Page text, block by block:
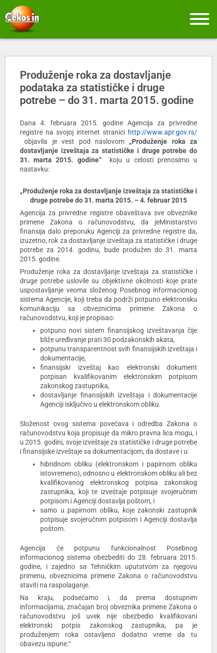
Produženje roka za dostavljanje
podataka za statističke i druge
potrebe – do 31. marta 2015. godine
Dana 4. februara 2015. godine Agencija za privredne
registre na svojoj internet stranici http://www.apr.gov.rs/
objavila je vest pod naslovom „Produženje roka za
dostavljanje izveštaja za statističke i druge potrebe do
31. marta 2015. godine“ koju u celosti prenosimo u
nastavku:
„Produženje roka za dostavljanje izveštaja za statističke i
druge potrebe do 31. marta 2015. – 4. februar 2015
Agencija za privredne registre obaveštava sve obveznike
primene Zakona o računovodstvu, da jeMinistarstvo
finansija dalo preporuku Agenciji za privredne registre da,
izuzetno, rok za dostavljanje izveštaja za statističke i druge
potrebe za 2014. godinu, bude produžen do 31. marta
2015. godine.
Produženje roka za dostavljanje izveštaja za statističke i
druge potrebe uslovile su objektivne okolnosti koje prate
uspostavljanje veoma složenog Posebnog informacionog
sistema Agencije, koji treba da podrži potpuno elektronsku
komunikaciju sa obveznicima primene Zakona o
računovodstvu, koji je propisao:
potpuno novi sistem finansijskog izveštavanja čije
bliže uređivanje prati 30 podzakonskih akata,
potpunu transparentnost svih finansijskih izveštaja i
dokumentacije,
finansijski izveštaj kao elektronski dokument
potpisan kvalifikovanim elektronskim potpisom
zakonskog zastupnika,
dostavljanje finansijskih izveštaja i dokumentacije
Agenciji isključivo u elektronskom obliku.
Složenost ovog sistema povećava i odredba Zakona o
računovodstvu koja propisuje da mikro pravna lica mogu, i
u 2015. godini, svoje izveštaje za statističke i druge potrebe
i finansijske izveštaje sa dokumentacijom, da dostave i u:
hibridnom obliku (elektronskom i papirnom obliku
istovremeno), odnosno u elektronskom obliku ali bez
kvalifikovanog elektronskog potpisa zakonskog
zastupnika, koji te izveštaje potpisuje svojeručnim
potpisom i Agenciji dostavlja poštom, i
samo u papirnom obliku, koje zakonski zastupnik
potpisuje svojeručnim potpisom i Agenciji dostavlja
poštom.
Agencija će potpunu funkcionalnost Posebnog
informacionog sistema obezbediti do 28. februara 2015.
godine, i zajedno sa Tehničkim uputstvom za njegovu
primenu, obveznicima primene Zakona o računovodstvu
staviti na raspolaganje.
Na kraju, podsećamo i, da prema dostupnim
informacijama, značajan broj obveznika primene Zakona o
računovodstvu još uvek nije obezbedio kvalifikovani
elektronski potpis zakonskog zastupnika, pa je
produženjem roka ostavljeno dodatno vreme da tu
obavezu ispune.“